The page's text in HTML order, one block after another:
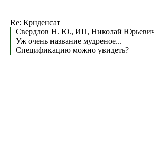
Re: Крнденсат
Свердлов Н. Ю., ИП, Николай
Уж очень название мудреное...
Спецификацию можно увидеть?